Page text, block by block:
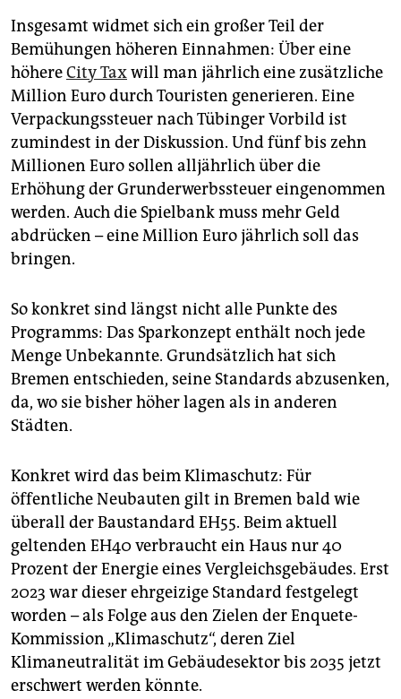
Insgesamt widmet sich ein großer Teil der
Bemühungen höheren Einnahmen: Über eine
höhereCity Taxwill man jährlich eine zusätzliche
Million Euro durch Touristen generieren. Eine
Verpackungssteuer nach Tübinger Vorbild ist
zumindest in der Diskussion. Und fünf bis zehn
Millionen Euro sollen alljährlich über die
Erhöhung der Grunderwerbssteuer eingenommen
werden. Auch die Spielbank muss mehr Geld
abdrücken – eine Million Euro jährlich soll das
bringen.
So konkret sind längst nicht alle Punkte des
Programms: Das Sparkonzept enthält noch jede
Menge Unbekannte. Grundsätzlich hat sich
Bremen entschieden, seine Standards abzusenken,
da, wo sie bisher höher lagen als in anderen
Städten.
Konkret wird das beim Klimaschutz: Für
öffentliche Neubauten gilt in Bremen bald wie
überall der Baustandard EH55. Beim aktuell
geltenden EH40 verbraucht ein Haus nur 40
Prozent der Energie eines Vergleichsgebäudes. Erst
2023 war dieser ehrgeizige Standard festgelegt
worden – als Folge aus den Zielen der Enquete-
Kommission „Klimaschutz“, deren Ziel
Klimaneutralität im Gebäudesektor bis 2035 jetzt
erschwert werden könnte.